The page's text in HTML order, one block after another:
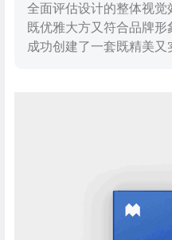
全面评估设计的整体视
既优雅大方又符合品牌
成功创建了一套既精美又